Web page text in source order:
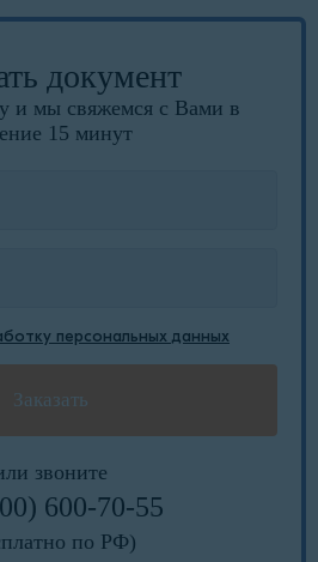
документ
и мы свяжемся с Вами в
15 минут
персональных данных
звоните
600-70-55
по РФ)